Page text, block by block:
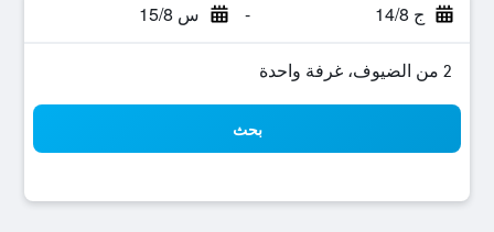
ج 14/8 - س 15/8
2 من الضيوف، غرفة واحدة
بحث